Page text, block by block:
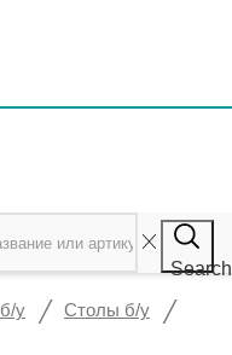
Search
у / Столы б/у /